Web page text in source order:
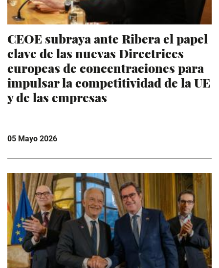
CEOE subraya ante Ribera el papel
clave de las nuevas Directrices
europeas de concentraciones para
impulsar la competitividad de la UE
y de las empresas
05 Mayo 2026